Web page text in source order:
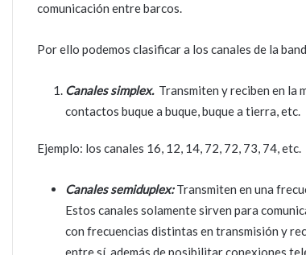
comunicación entre barcos.
Por ello podemos clasificar a los canales de la
Canales simplex.Transmiten y reciben en la
contactos buque a buque, buque a tierra, etc.
Ejemplo: los canales 16, 12, 14, 72, 72, 73, 74, etc.
Canales semiduplex:Transmiten en una
Estos canales solamente sirven para
con frecuencias distintas en transmisión y
entre sí, además de posibilitar conexiones